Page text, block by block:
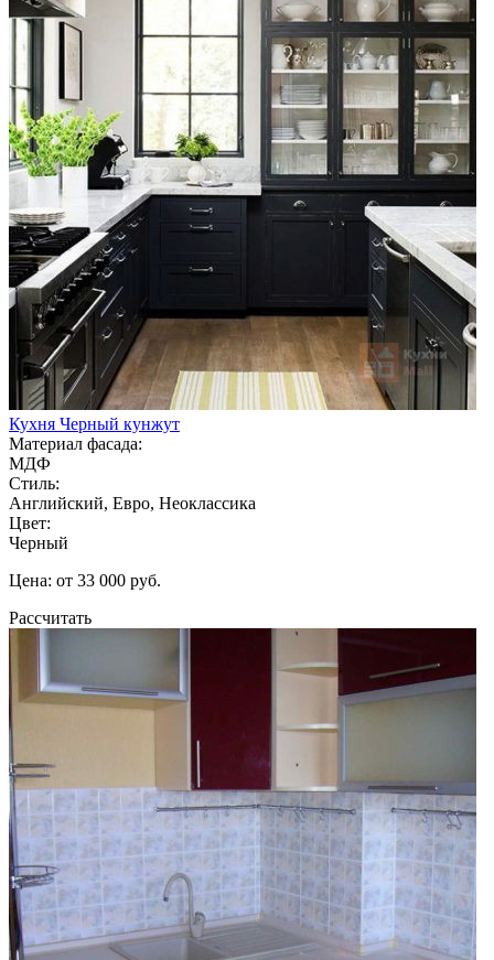
Кухня Черный кунжут
Материал фасада:
МДФ
Стиль:
Английский, Евро, Неоклассика
Цвет:
Черный
Цена: от 33 000 руб.
Рассчитать